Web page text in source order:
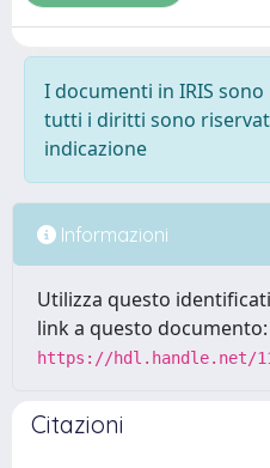
I documenti in IRIS
tutti i diritti sono
indicazione
Informazioni
Utilizza questo
link a questo documento:
https://hdl.handle.net/
Citazioni